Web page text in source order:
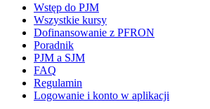
Wstęp do PJM
Wszystkie kursy
Dofinansowanie z PFRON
Poradnik
PJM a SJM
FAQ
Regulamin
Logowanie i konto w aplikacji